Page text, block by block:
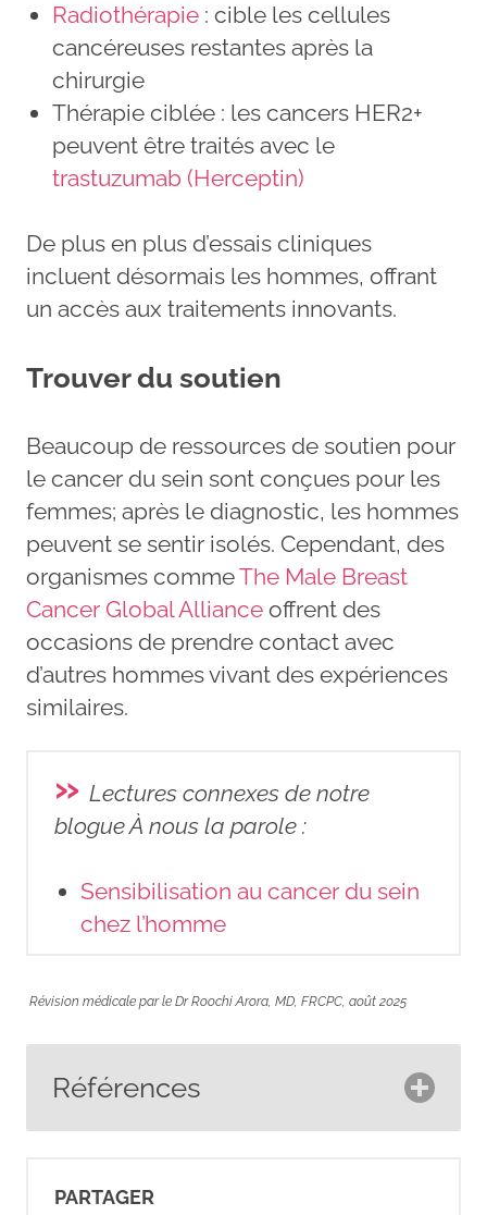
Radiothérapie : cible les cellules
cancéreuses restantes après la
chirurgie
Thérapie ciblée : les cancers HER2+
peuvent être traités avec le
trastuzumab (Herceptin)
De plus en plus d’essais cliniques
incluent désormais les hommes, offrant
un accès aux traitements innovants.
Trouver du soutien
Beaucoup de ressources de soutien pour
le cancer du sein sont conçues pour les
femmes; après le diagnostic, les hommes
peuvent se sentir isolés. Cependant, des
organismes commeThe Male Breast
Cancer Global Alliance offrent des
occasions de prendre contact avec
d’autres hommes vivant des expériences
similaires.
» Lectures connexes de notre
blogue À nous la parole :
Sensibilisation au cancer du sein
chez l’homme
Révision médicale par le Dr Roochi Arora, MD, FRCPC, août 2025
Références
(2018).
PARTAGER